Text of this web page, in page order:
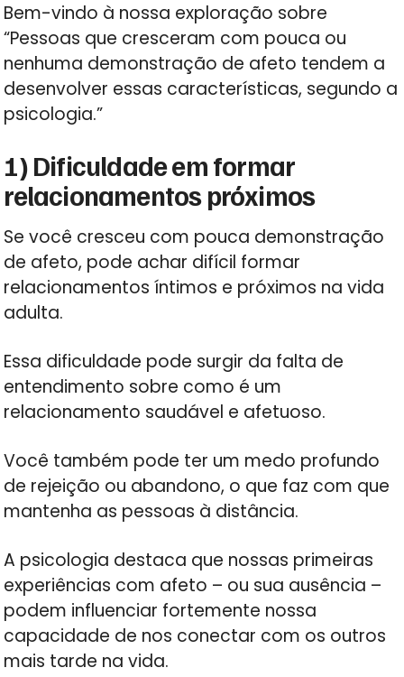
Bem-vindo à nossa exploração sobre
“Pessoas que cresceram com pouca ou
nenhuma demonstração de afeto tendem a
desenvolver essas características, segundo a
psicologia.”
1) Dificuldade em formar
relacionamentos próximos
Se você cresceu com pouca demonstração
de afeto, pode achar difícil formar
relacionamentos íntimos e próximos na vida
adulta.
Essa dificuldade pode surgir da falta de
entendimento sobre como é um
relacionamento saudável e afetuoso.
Você também pode ter um medo profundo
de rejeição ou abandono, o que faz com que
mantenha as pessoas à distância.
A psicologia destaca que nossas primeiras
experiências com afeto – ou sua ausência –
podem influenciar fortemente nossa
capacidade de nos conectar com os outros
mais tarde na vida.